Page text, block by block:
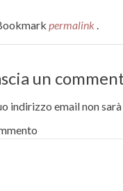
permalink .
un
indirizzo email non